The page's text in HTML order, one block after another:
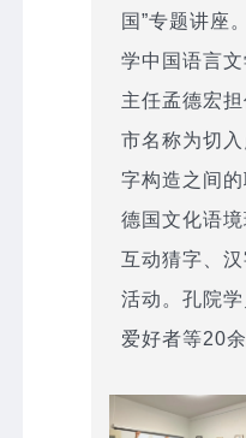
国”专题讲座
学中国语言
主任孟德宏
市名称为切
字构造之间
德国文化语
互动猜字、
活动。孔院
爱好者等20